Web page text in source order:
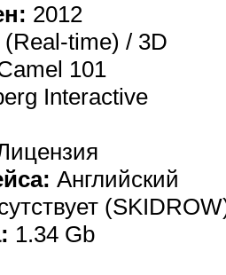
2012
time) / 3D
101
Interactive
Английский
1.34 Gb